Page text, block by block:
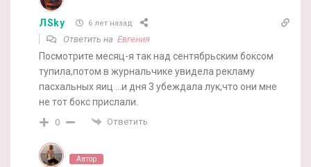
ЛSky 6 лет назад
Ответить на Евгения
Посмотрите месяц-я так над сентябрьским боксом
тупила,потом в журнальчике увидела рекламу
пасхальных яиц …и дня 3 убеждала лук,что они мне
не тот бокс прислали.
0 Ответить
Автор